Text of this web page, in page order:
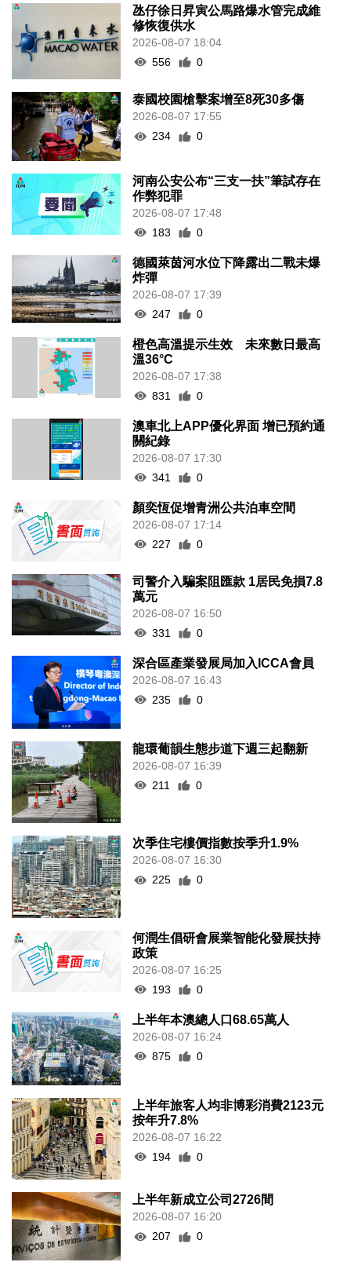
氹仔徐日昇寅公馬路爆水管完成維
修恢復供水
2026-08-07 18:04
556
0
泰國校園槍擊案增至8死30多傷
2026-08-07 17:55
234
0
河南公安公布“三支一扶”筆試存在
作弊犯罪
2026-08-07 17:48
183
0
德國萊茵河水位下降露出二戰未爆
炸彈
2026-08-07 17:39
247
0
橙色高溫提示生效 未來數日最高
溫36°C
2026-08-07 17:38
831
0
澳車北上APP優化界面 增已預約通
關紀錄
2026-08-07 17:30
341
0
顏奕恆促增青洲公共泊車空間
2026-08-07 17:14
227
0
司警介入騙案阻匯款 1居民免損7.8
萬元
2026-08-07 16:50
331
0
深合區產業發展局加入ICCA會員
2026-08-07 16:43
235
0
龍環葡韻生態步道下週三起翻新
2026-08-07 16:39
211
0
次季住宅樓價指數按季升1.9%
2026-08-07 16:30
225
0
何潤生倡研會展業智能化發展扶持
政策
2026-08-07 16:25
193
0
上半年本澳總人口68.65萬人
2026-08-07 16:24
875
0
上半年旅客人均非博彩消費2123元
按年升7.8%
2026-08-07 16:22
194
0
上半年新成立公司2726間
2026-08-07 16:20
207
0